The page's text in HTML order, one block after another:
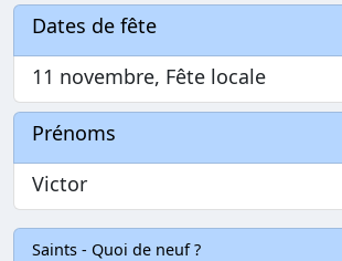
Dates de fête
11 novembre, Fête locale
Prénoms
Victor
Saints - Quoi de neuf ?